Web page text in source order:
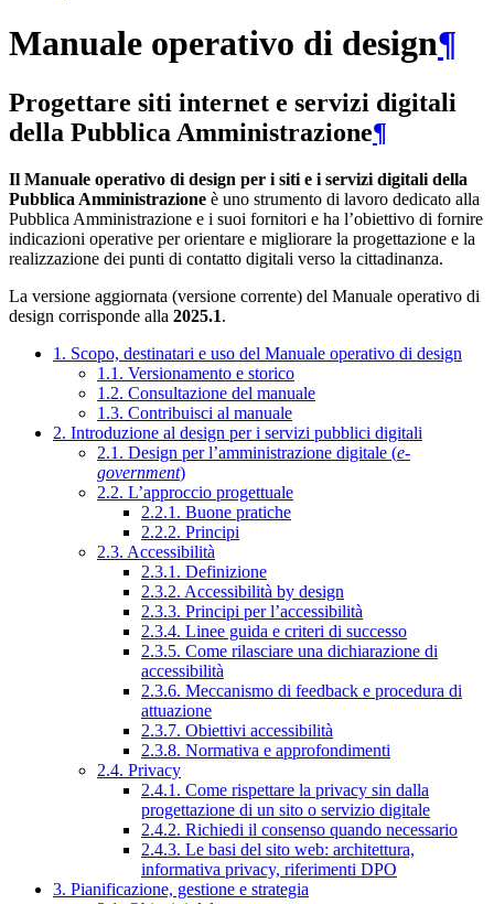
Manuale operativo di design¶
Progettare siti internet e servizi digitali
della Pubblica Amministrazione¶
Il Manuale operativo di design per i siti e i servizi digitali della
Pubblica Amministrazione è uno strumento di lavoro dedicato alla
Pubblica Amministrazione e i suoi fornitori e ha l’obiettivo di fornire
indicazioni operative per orientare e migliorare la progettazione e la
realizzazione dei punti di contatto digitali verso la cittadinanza.
La versione aggiornata (versione corrente) del Manuale operativo di
design corrisponde alla 2025.1.
1. Scopo, destinatari e uso del Manuale operativo di design
1.1. Versionamento e storico
1.2. Consultazione del manuale
1.3. Contribuisci al manuale
2. Introduzione al design per i servizi pubblici digitali
2.1. Design per l’amministrazione digitale (e-
government)
2.2. L’approccio progettuale
2.2.1. Buone pratiche
2.2.2. Principi
2.3. Accessibilità
2.3.1. Definizione
2.3.2. Accessibilità by design
2.3.3. Principi per l’accessibilità
2.3.4. Linee guida e criteri di successo
2.3.5. Come rilasciare una dichiarazione di
accessibilità
2.3.6. Meccanismo di feedback e procedura di
attuazione
2.3.7. Obiettivi accessibilità
2.3.8. Normativa e approfondimenti
2.4. Privacy
2.4.1. Come rispettare la privacy sin dalla
progettazione di un sito o servizio digitale
2.4.2. Richiedi il consenso quando necessario
2.4.3. Le basi del sito web: architettura,
informativa privacy, riferimenti DPO
3. Pianificazione, gestione e strategia